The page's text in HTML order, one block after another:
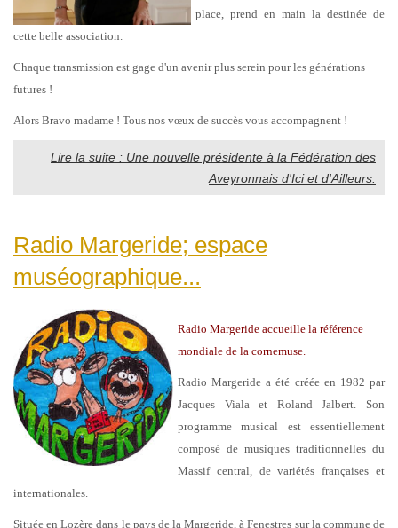
place, prend en main la destinée de
cette belle association.
Chaque transmission est gage d'un avenir plus serein pour les générations
futures !
Alors Bravo madame ! Tous nos vœux de succès vous accompagnent !
Lire la suite : Une nouvelle présidente à la Fédération des
Aveyronnais d'Ici et d'Ailleurs.
Radio Margeride; espace
muséographique...
Radio Margeride accueille la référence
mondiale de la cornemuse.
Radio Margeride a été créée en 1982 par
Jacques Viala et Roland Jalbert. Son
programme musical est essentiellement
composé de musiques traditionnelles du
Massif central, de variétés françaises et
internationales.
Située en Lozère dans le pays de la Margeride, à Fenestres sur la commune de